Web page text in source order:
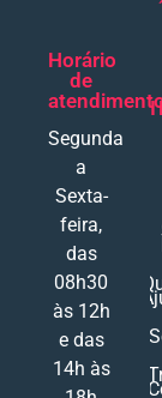
Horário
de
Segunda
a
Sexta-
feira,
das
08h30
às 12h
e das
14h às